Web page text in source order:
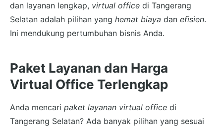
dan layanan lengkap, virtual office di Tangerang
Selatan adalah pilihan yang hemat biaya dan efisien.
Ini mendukung pertumbuhan bisnis Anda.
Paket Layanan dan Harga
Virtual Office Terlengkap
Anda mencari paket layanan virtual office di
Tangerang Selatan? Ada banyak pilihan yang sesuai